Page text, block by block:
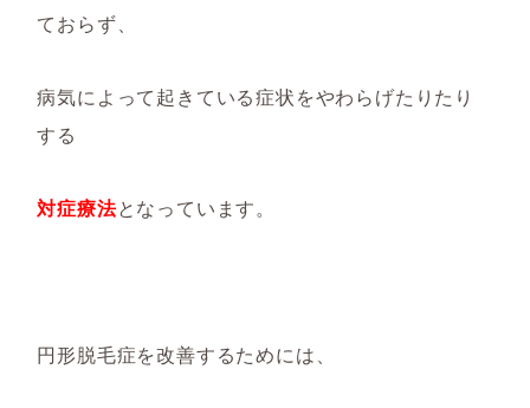
ておらず、
病気によって起きている症状をやわらげたりたり
する
対症療法となっています。
円形脱毛症を改善するためには、